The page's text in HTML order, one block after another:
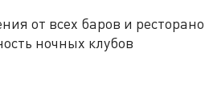
от всех баров и
ночных клубов